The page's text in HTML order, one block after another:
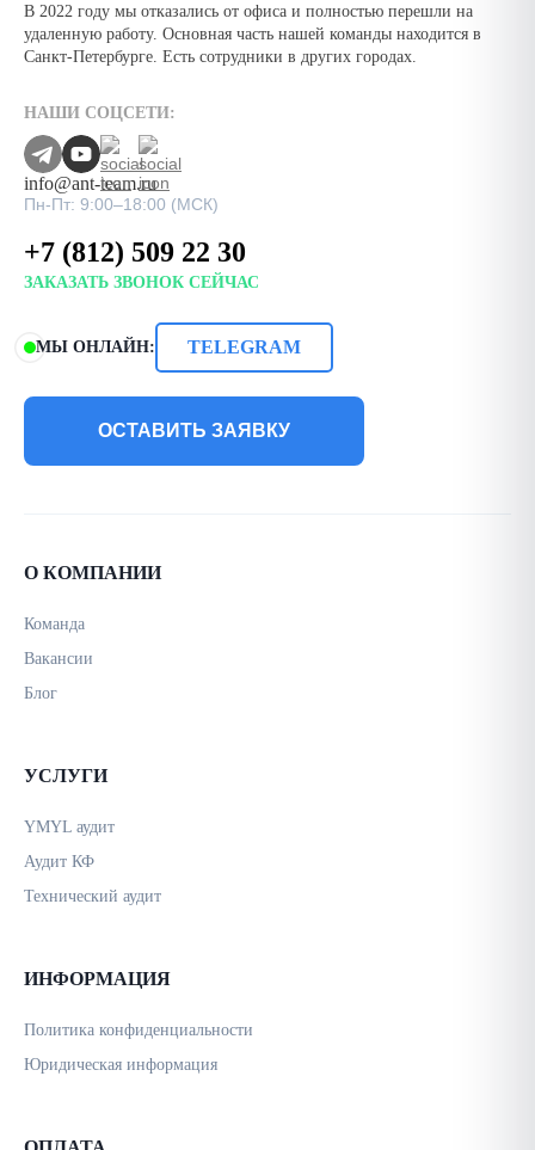
В 2022 году мы отказались от офиса и полностью перешли на
удаленную работу. Основная часть нашей команды находится в
Санкт-Петербурге. Есть сотрудники в других городах.
НАШИ СОЦСЕТИ:
info@ant-team.ru
Пн-Пт: 9:00–18:00 (МСК)
+7 (812) 509 22 30
ЗАКАЗАТЬ ЗВОНОК СЕЙЧАС
МЫ ОНЛАЙН: TELEGRAM
ОСТАВИТЬ ЗАЯВКУ
О КОМПАНИИ
Команда
Вакансии
Блог
УСЛУГИ
YMYL аудит
Аудит КФ
Технический аудит
ИНФОРМАЦИЯ
Политика конфиденциальности
Юридическая информация